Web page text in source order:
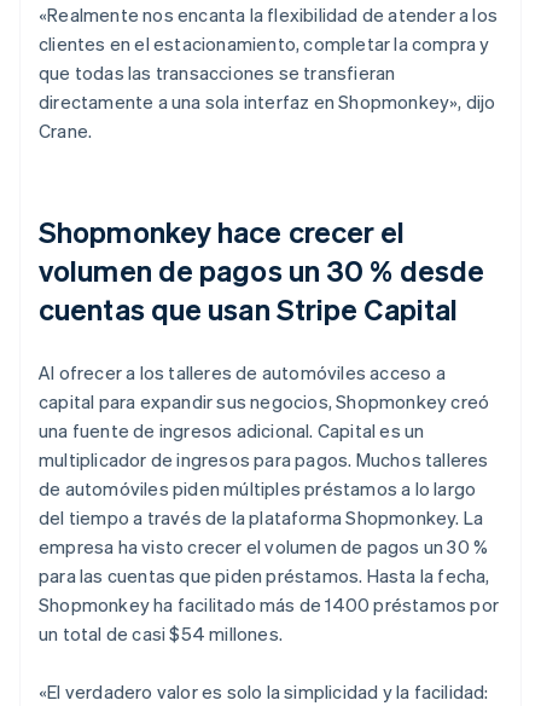
«Realmente nos encanta la flexibilidad de atender a los
clientes en el estacionamiento, completar la compra y
que todas las transacciones se transfieran
directamente a una sola interfaz en Shopmonkey», dijo
Crane.
Shopmonkey hace crecer el
volumen de pagos un 30 % desde
cuentas que usan Stripe Capital
Al ofrecer a los talleres de automóviles acceso a
capital para expandir sus negocios, Shopmonkey creó
una fuente de ingresos adicional. Capital es un
multiplicador de ingresos para pagos. Muchos talleres
de automóviles piden múltiples préstamos a lo largo
del tiempo a través de la plataforma Shopmonkey. La
empresa ha visto crecer el volumen de pagos un 30 %
para las cuentas que piden préstamos. Hasta la fecha,
Shopmonkey ha facilitado más de 1400 préstamos por
un total de casi $54 millones.
«El verdadero valor es solo la simplicidad y la facilidad: